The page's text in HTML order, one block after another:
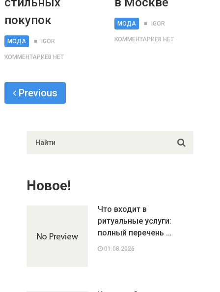
покупок
МОДА IGOR
КОММЕНТАРИЕВ НЕТ
МОДА IGOR
КОММЕНТАРИЕВ НЕТ
Previous
Новое!
Что входит в
ритуальные услуги:
полный перечень …
01.08.2026